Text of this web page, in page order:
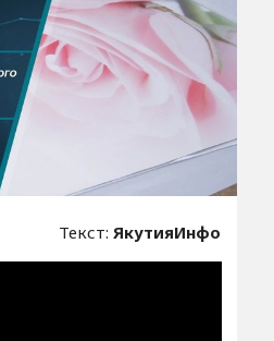
Текст:ЯкутияИнфо